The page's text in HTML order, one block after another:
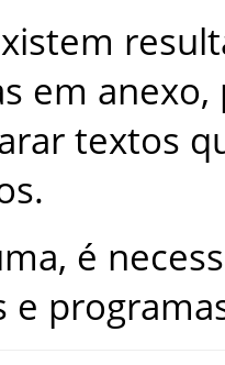
em anexo,
textos
.
, é
e